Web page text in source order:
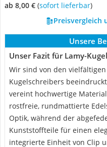
ab 8,00 € ( Sofort lieferbar)
Preisvergleich
Unsere
Unser Fazit für Lamy-
Wir sind von den vielfältigen
Kugelschreibers
vereint hochwertige
rostfreie, rundmattierte
Optik, während der
Kunststoffteile für einen
integrierte Einheit von Clip